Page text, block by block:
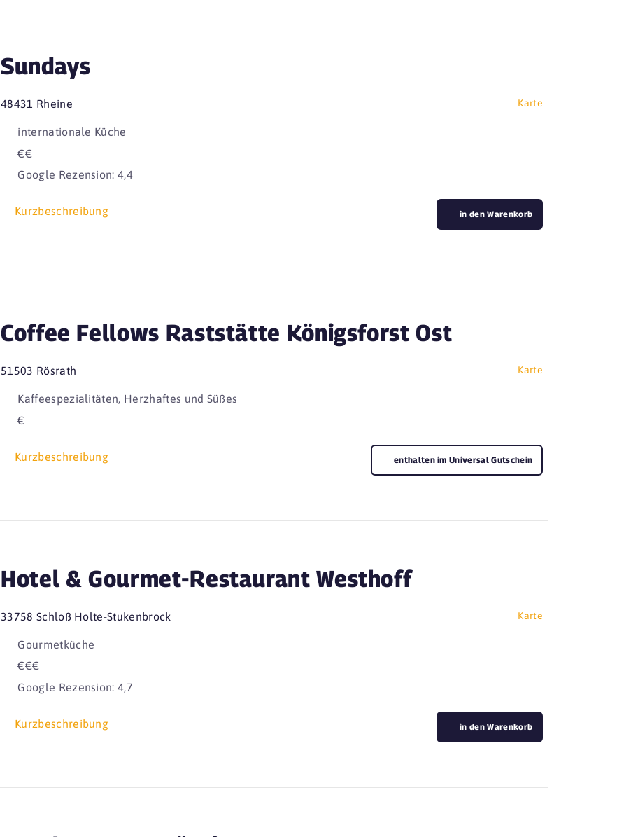
Sundays
48431 Rheine Karte
internationale Küche
€€
Google Rezension: 4,4
Kurzbeschreibung in den Warenkorb
Coffee Fellows Raststätte Königsforst Ost
51503 Rösrath Karte
Kaffeespezialitäten, Herzhaftes und Süßes
€
Kurzbeschreibung enthalten im Universal Gutschein
Hotel & Gourmet-Restaurant Westhoff
33758 Schloß Holte-Stukenbrock Karte
Gourmetküche
€€€
Google Rezension: 4,7
Kurzbeschreibung in den Warenkorb